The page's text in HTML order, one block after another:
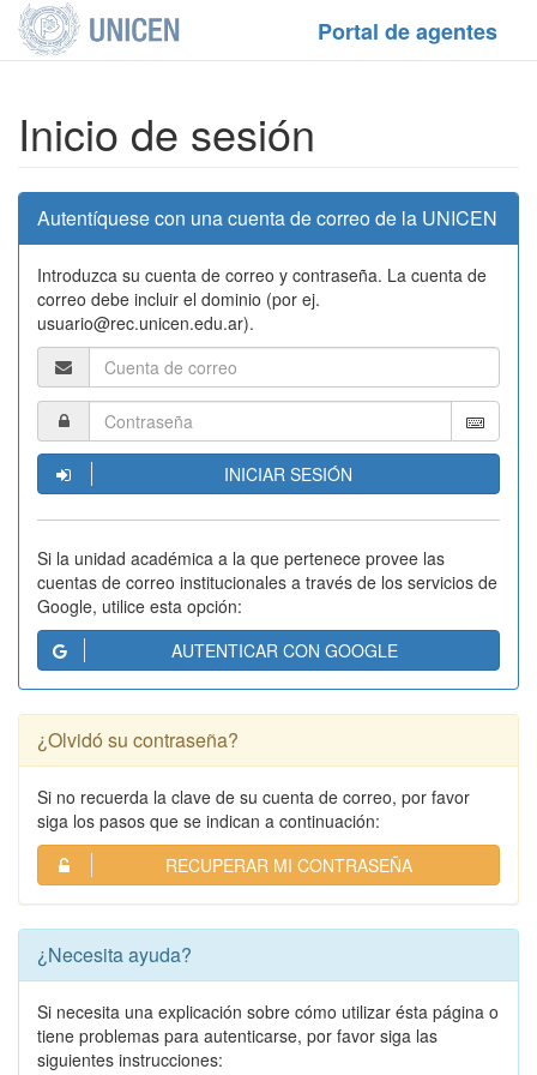
Portal de agentes
Inicio de sesión
Autentíquese con una cuenta de correo de la UNICEN
Introduzca su cuenta de correo y contraseña. La cuenta de
correo debe incluir el dominio (por ej.
usuario@rec.unicen.edu.ar).
INICIAR SESIÓN
Si la unidad académica a la que pertenece provee las
cuentas de correo institucionales a través de los servicios de
Google, utilice esta opción:
AUTENTICAR CON GOOGLE
¿Olvidó su contraseña?
Si no recuerda la clave de su cuenta de correo, por favor
siga los pasos que se indican a continuación:
RECUPERAR MI CONTRASEÑA
¿Necesita ayuda?
Si necesita una explicación sobre cómo utilizar ésta página o
tiene problemas para autenticarse, por favor siga las
siguientes instrucciones: